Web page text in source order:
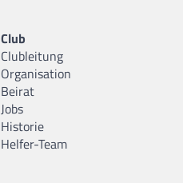
Club
Clubleitung
Organisation
Beirat
Jobs
Historie
Helfer-Team